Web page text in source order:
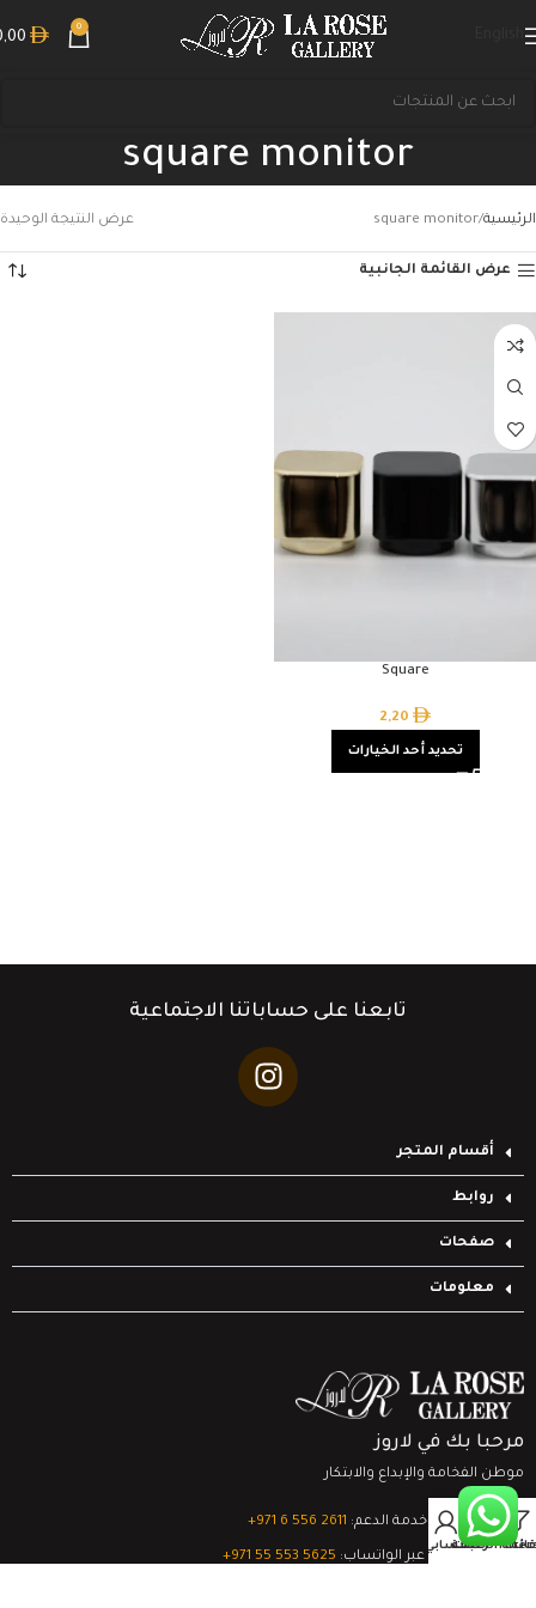
0
square monitor
الرئيسية square monitor عرض النتيجة الوحيدة
عرض القائمة الجانبية
Square
2,20
تحديد أحد الخيارات
تابعنا على حساباتنا الاجتماعية
أقسام المتجر
روابط
صفحات
معلومات
مرحبا بك في لاروز
موطن الفخامة والإبداع والابتكار
تواصل مع خدمة الدعم: ‎+971 6 556 2611
الدعم الفني عبر الواتساب: ‎+971 55 553 5625
قائمة الرغبات
0
السلةحسابي